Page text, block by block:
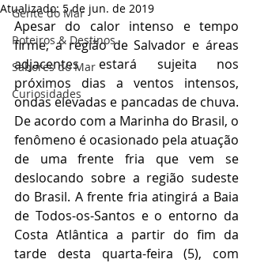
Gente do Mar
Roteiros & Destinos
Sabores do Mar
Curiosidades
Atualizado: 5 de jun. de 2019
Apesar do calor intenso e tempo
firme, a região de Salvador e áreas
adjacentes estará sujeita nos
próximos dias a ventos intensos,
ondas elevadas e pancadas de chuva.
De acordo com a Marinha do Brasil, o
fenômeno é ocasionado pela atuação
de uma frente fria que vem se
deslocando sobre a região sudeste
do Brasil. A frente fria atingirá a Baia
de Todos-os-Santos e o entorno da
Costa Atlântica a partir do fim da
tarde desta quarta-feira (5), com